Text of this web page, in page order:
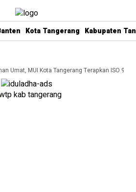
Kota Tangerang Kabupaten
Umat, MUI Kota Tangerang Terapkan ISO